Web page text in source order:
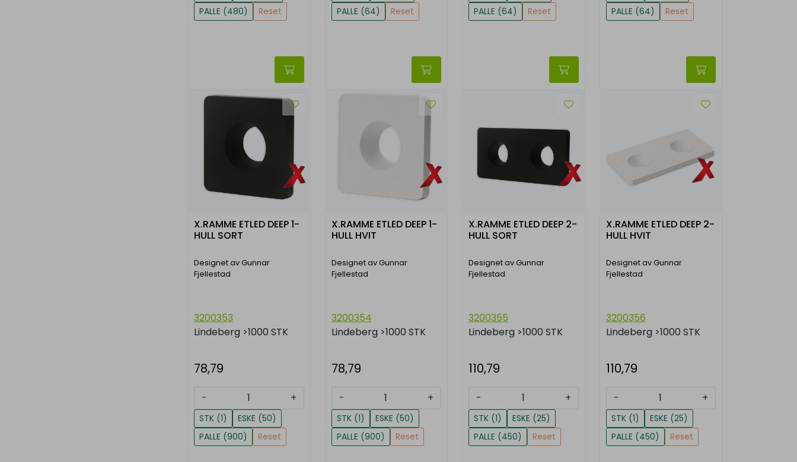
PALLE (480)
Reset
PALLE (64)
Reset
PALLE (64)
Reset
PALLE (64)
Reset
X.RAMME ETLED DEEP 1-
HULL SORT
Designet av Gunnar
Fjellestad
3200353
Lindeberg >1000 STK
78,79
- +
STK (1)
ESKE (50)
PALLE (900)
Reset
X.RAMME ETLED DEEP 1-
HULL HVIT
Designet av Gunnar
Fjellestad
3200354
Lindeberg >1000 STK
78,79
- +
STK (1)
ESKE (50)
PALLE (900)
Reset
X.RAMME ETLED DEEP 2-
HULL SORT
Designet av Gunnar
Fjellestad
3200355
Lindeberg >1000 STK
110,79
- +
STK (1)
ESKE (25)
PALLE (450)
Reset
X.RAMME ETLED DEEP 2-
HULL HVIT
Designet av Gunnar
Fjellestad
3200356
Lindeberg >1000 STK
110,79
- +
STK (1)
ESKE (25)
PALLE (450)
Reset